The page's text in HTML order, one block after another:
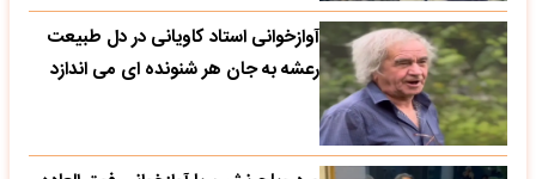
آوازخوانی استاد کاویانی در دل طبیعت
رعشه به جان هر شنونده ای می اندازد